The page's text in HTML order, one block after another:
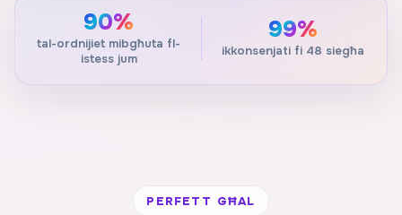
90%
tal-ordnijiet mibgħuta fl-
istess jum
99%
ikkonsenjati fi 48 siegħa
PERFETT GĦAL